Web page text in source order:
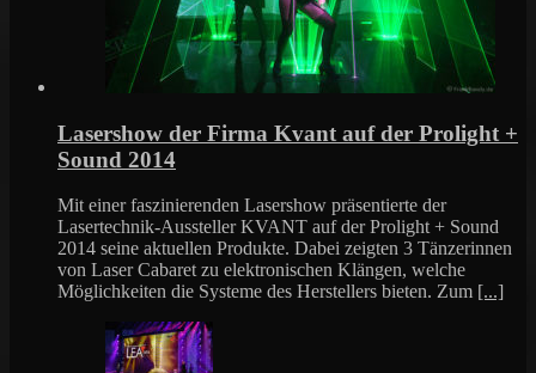
Lasershow der Firma Kvant auf der Prolight +
Sound 2014
Mit einer faszinierenden Lasershow präsentierte der
Lasertechnik-Aussteller KVANT auf der Prolight + Sound
2014 seine aktuellen Produkte. Dabei zeigten 3 Tänzerinnen
von Laser Cabaret zu elektronischen Klängen, welche
Möglichkeiten die Systeme des Herstellers bieten. Zum [...]